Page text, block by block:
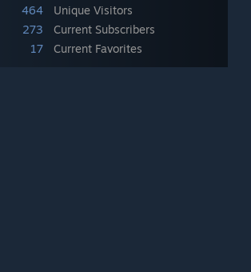
464
Unique Visitors
273
Current Subscribers
17
Current Favorites